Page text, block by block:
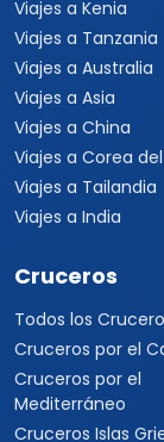
Viajes a Kenia
Viajes a Tanzania
Viajes a Australia
Viajes a Asia
Viajes a China
Viajes a Corea
Viajes a Tailandia
Viajes a India
Cruceros
Todos los
Cruceros por el
Cruceros por el
Mediterráneo
Cruceros Islas